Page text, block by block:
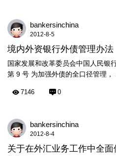
bankersinchina
2012-8-5
境内外资银行外债管理办法
国家发展和改革委员会中国人民银
第 9 号 为加强外债的全口径管理，
7146 0
bankersinchina
2012-8-4
关于在外汇业务工作中全